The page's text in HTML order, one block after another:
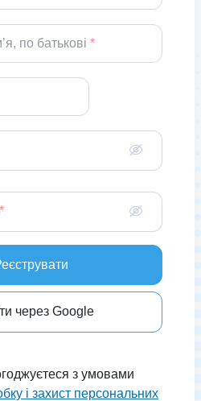
по батькові
через Google
з умовами
і захист персональних